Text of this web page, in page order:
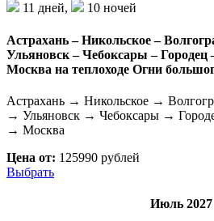
11 дней,
10 ночей
Астрахань – Никольское –
Ульяновск – Чебоксары – Городец
Москва на теплоходе Огни
Астрахань → Никольское →
→ Ульяновск → Чебоксары →
→ Москва
Цена от: 125990 рублей
Выбрать
Июль 2027